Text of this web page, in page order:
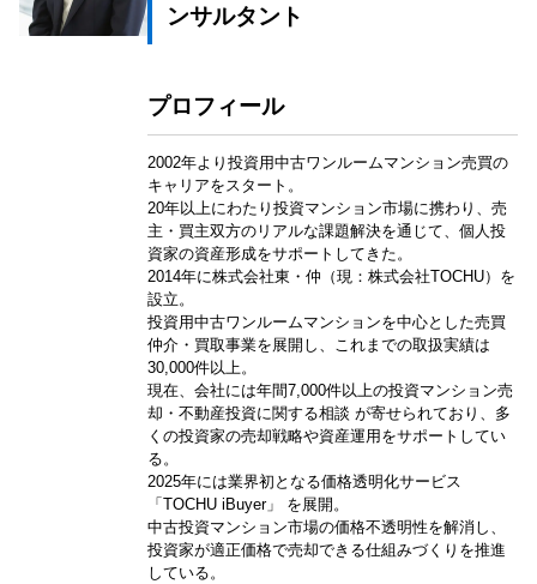
ンサルタント
プロフィール
2002年より投資用中古ワンルームマンション売買の
キャリアをスタート。
20年以上にわたり投資マンション市場に携わり、売
主・買主双方のリアルな課題解決を通じて、個人投
資家の資産形成をサポートしてきた。
2014年に株式会社東・仲（現：株式会社TOCHU）を
設立。
投資用中古ワンルームマンションを中心とした売買
仲介・買取事業を展開し、これまでの取扱実績は
30,000件以上。
現在、会社には年間7,000件以上の投資マンション売
却・不動産投資に関する相談 が寄せられており、多
くの投資家の売却戦略や資産運用をサポートしてい
る。
2025年には業界初となる価格透明化サービス
「TOCHU iBuyer」 を展開。
中古投資マンション市場の価格不透明性を解消し、
投資家が適正価格で売却できる仕組みづくりを推進
している。